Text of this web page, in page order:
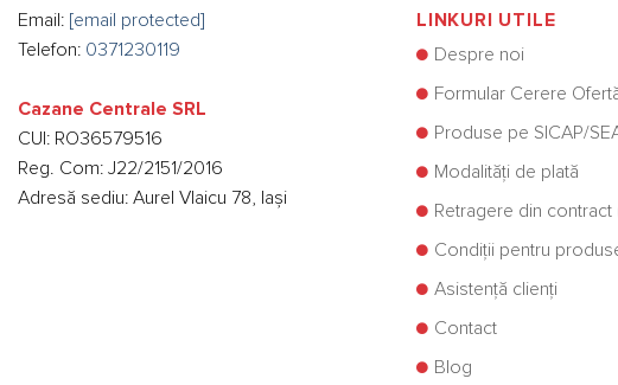
Email: [email protected]
Telefon: 0371230119
Cazane Centrale SRL
CUI: RO36579516
Reg. Com: J22/2151/2016
Adresă sediu: Aurel Vlaicu 78, Iași
LINKURI UTILE
Despre noi
Formular Cerere
Produse pe SICAP/
Modalități de plată
Retragere din contract
Condiții pentru
Asistență clienți
Contact
Blog